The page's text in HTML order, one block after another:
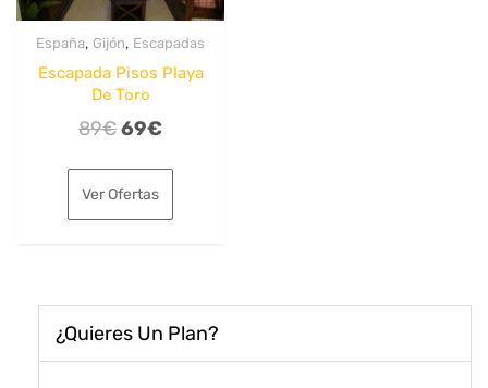
España, Gijón, Escapadas
Escapada Pisos Playa
De Toro
89€El
original
era:
69€El
es:
Ver Ofertas
¿Quieres Un Plan?